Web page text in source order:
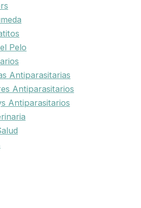
Pelo
Antiparasitarias
Antiparasitarios
Antiparasitarios